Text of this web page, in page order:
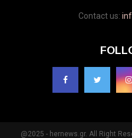
Contact us:
@2025 - hernews.gr. All Right